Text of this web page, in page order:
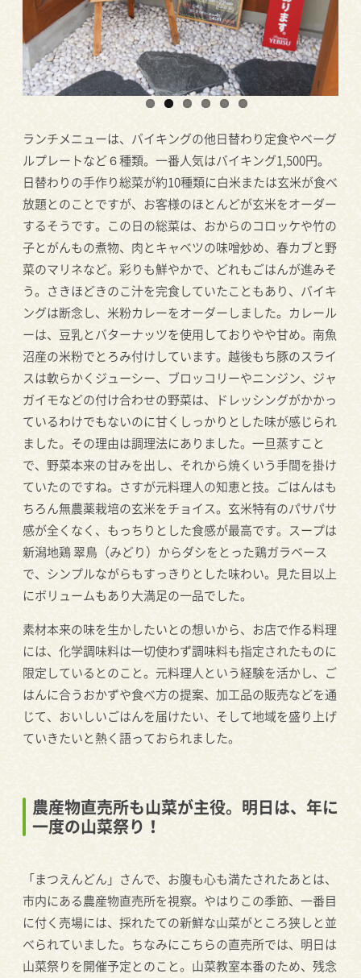
ランチメニューは、バイキングの他日替わり定食やベーグ
ルプレートなど６種類。一番人気はバイキング1,500円。
日替わりの手作り総菜が約10種類に白米または玄米が食べ
放題とのことですが、お客様のほとんどが玄米をオーダー
するそうです。この日の総菜は、おからのコロッケや竹の
子とがんもの煮物、肉とキャベツの味噌炒め、春カブと野
菜のマリネなど。彩りも鮮やかで、どれもごはんが進みそ
う。さきほどきのこ汁を完食していたこともあり、バイキ
ングは断念し、米粉カレーをオーダーしました。カレール
ーは、豆乳とバターナッツを使用しておりやや甘め。南魚
沼産の米粉でとろみ付けしています。越後もち豚のスライ
スは軟らかくジューシー、ブロッコリーやニンジン、ジャ
ガイモなどの付け合わせの野菜は、ドレッシングがかかっ
ているわけでもないのに甘くしっかりとした味が感じられ
ました。その理由は調理法にありました。一旦蒸すこと
で、野菜本来の甘みを出し、それから焼くいう手間を掛け
ていたのですね。さすが元料理人の知恵と技。ごはんはも
ちろん無農薬栽培の玄米をチョイス。玄米特有のパサパサ
感が全くなく、もっちりとした食感が最高です。スープは
新潟地鶏 翠鳥（みどり）からダシをとった鶏ガラベース
で、シンプルながらもすっきりとした味わい。見た目以上
にボリュームもあり大満足の一品でした。
素材本来の味を生かしたいとの想いから、お店で作る料理
には、化学調味料は一切使わず調味料も指定されたものに
限定しているとのこと。元料理人という経験を活かし、ご
はんに合うおかずや食べ方の提案、加工品の販売などを通
じて、おいしいごはんを届けたい、そして地域を盛り上げ
ていきたいと熱く語っておられました。
農産物直売所も山菜が主役。明日は、年に
一度の山菜祭り！
「まつえんどん」さんで、お腹も心も満たされたあとは、
市内にある農産物直売所を視察。やはりこの季節、一番目
に付く売場には、採れたての新鮮な山菜がところ狭しと並
べられていました。ちなみにこちらの直売所では、明日は
山菜祭りを開催予定とのこと。山菜教室本番のため、残念